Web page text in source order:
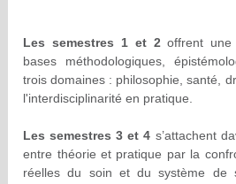
Les semestres 1 et 2 offrent
bases méthodologiques,
trois domaines : philosophie, santé,
l'interdisciplinarité en pratique.
Les semestres 3 et 4 s’attachent
entre théorie et pratique par la
réelles du soin et du système de